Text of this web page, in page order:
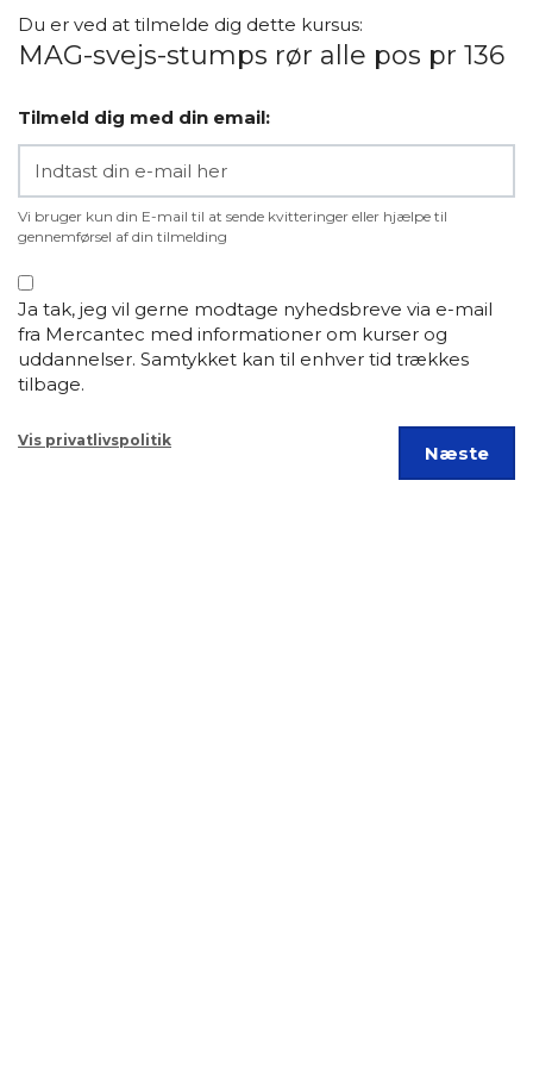
Du er ved at tilmelde dig dette kursus:
MAG-svejs-stumps rør alle pos pr 136
Tilmeld dig med din email:
Vi bruger kun din E-mail til at sende kvitteringer eller hjælpe til
gennemførsel af din tilmelding
Ja tak, jeg vil gerne modtage nyhedsbreve via e-mail
fra Mercantec med informationer om kurser og
uddannelser. Samtykket kan til enhver tid trækkes
tilbage.
Vis privatlivspolitik